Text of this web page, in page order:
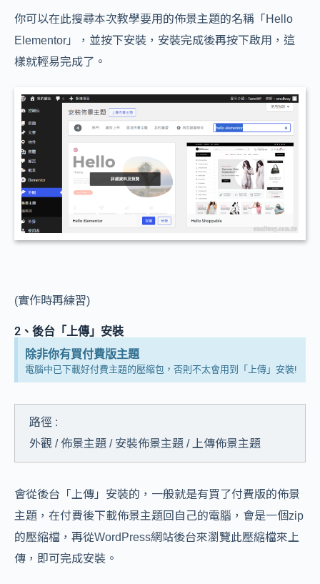
你可以在此搜尋本次教學要用的佈景主題的名稱「Hello
Elementor」，並按下安裝，安裝完成後再按下啟用，這
樣就輕易完成了。
(實作時再練習)
2、後台「上傳」安裝
除非你有買付費版主題
電腦中已下載好付費主題的壓縮包，否則不太會用到「上傳」安裝!
路徑 :
外觀 / 佈景主題 / 安裝佈景主題 / 上傳佈景主題
會從後台「上傳」安裝的，一般就是有買了付費版的佈景
主題，在付費後下載佈景主題回自己的電腦，會是一個zip
的壓縮檔，再從WordPress網站後台來瀏覽此壓縮檔來上
傳，即可完成安裝。